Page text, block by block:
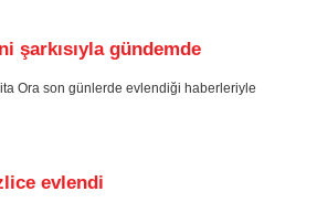
şarkısıyla gündemde
Rita Ora son günlerde evlendiği haberleriyle
evlendi